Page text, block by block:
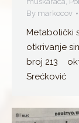
By markocov
Metabolički
otkrivanje
broj 213
Srećković